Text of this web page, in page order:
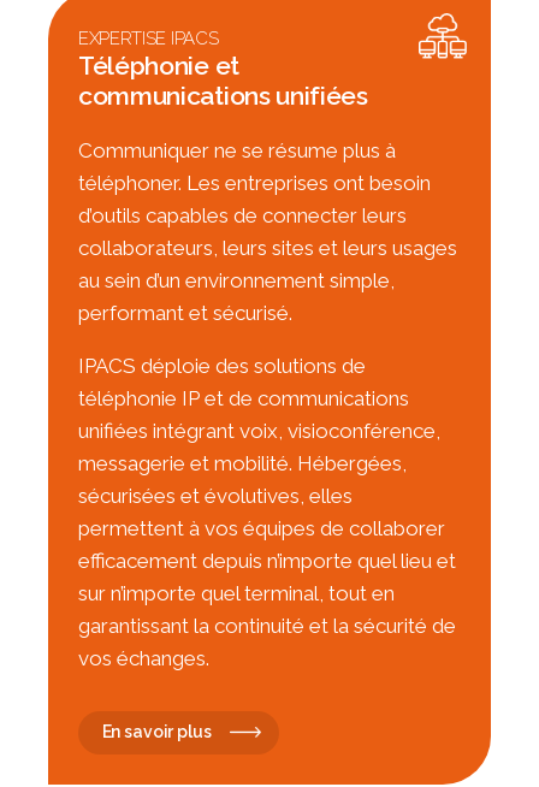
EXPERTISE IPACS
Téléphonie et
communications unifiées
Communiquer ne se résume plus à
téléphoner. Les entreprises ont besoin
d’outils capables de connecter leurs
collaborateurs, leurs sites et leurs usages
au sein d’un environnement simple,
performant et sécurisé.
IPACS déploie des solutions de
téléphonie IP et de communications
unifiées intégrant voix, visioconférence,
messagerie et mobilité. Hébergées,
sécurisées et évolutives, elles
permettent à vos équipes de collaborer
efficacement depuis n’importe quel lieu et
sur n’importe quel terminal, tout en
garantissant la continuité et la sécurité de
vos échanges.
En savoir plus